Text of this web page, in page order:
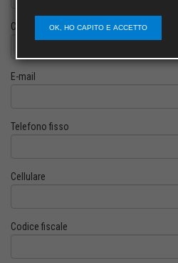
Cognome
E-mail
Telefono fisso
Cellulare
Codice fiscale
OK, HO CAPITO E ACCETTO